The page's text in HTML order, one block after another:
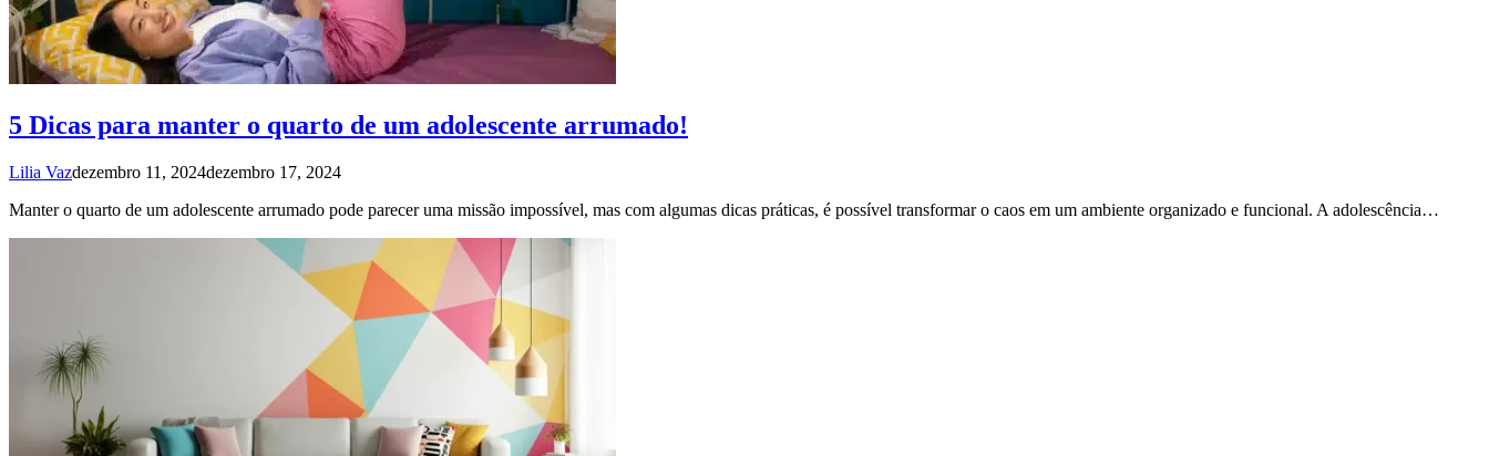
5 Dicas para manter o quarto de um adolescente arrumado!
Lilia Vazdezembro 11, 2024dezembro 17, 2024
Manter o quarto de um adolescente arrumado pode parecer uma missão impossível, mas com algumas dicas práticas, é possível transformar o caos em um ambiente organizado e funcional. A adolescência…